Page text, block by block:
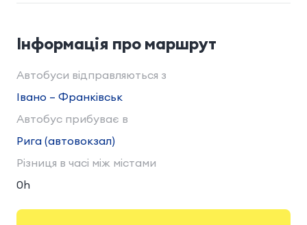
Інформація про маршрут
Автобуси відправляються з
Івано – Франківськ
Автобус прибуває в
Рига (автовокзал)
Різниця в часі між містами
0h